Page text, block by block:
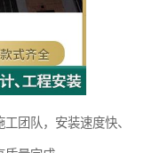
团队，安装速度快、